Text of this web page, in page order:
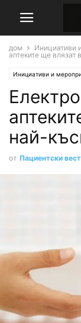
дом Инициативи
аптеките ще влязат
Инициативи и
най-
от Пациентски